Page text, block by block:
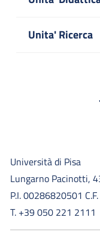
Unita' Ricerca
Università di Pisa
Lungarno Pacinotti,
P.I. 00286820501
T. +39 050 221 2111